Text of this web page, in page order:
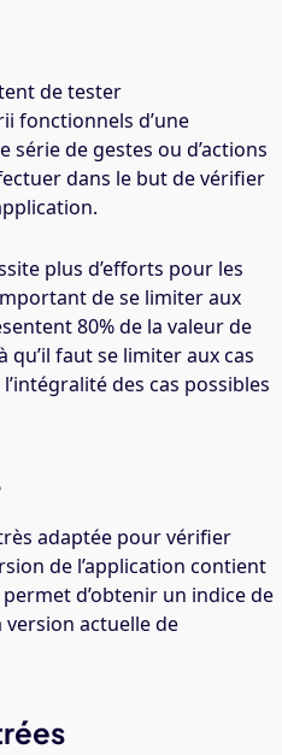
de tester
fonctionnels d’une
de gestes ou d’actions
dans le but de vérifier
plus d’efforts pour les
de se limiter aux
80% de la valeur de
qu’il faut se limiter aux cas
des cas possibles
adaptée pour vérifier
de l’application contient
d’obtenir un indice de
actuelle de